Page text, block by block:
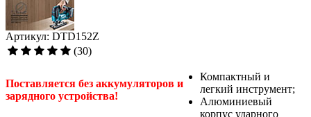
Артикул: DTD152Z
(30)
Поставляется без аккумуляторов и
зарядного устройства!
Компактный и
легкий инструмент;
Алюминиевый
корпус ударного